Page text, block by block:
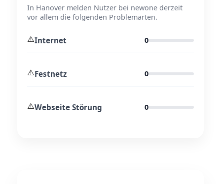
In Hanover melden Nutzer bei newone derzeit
vor allem die folgenden Problemarten.
⚠️Internet 0
⚠️Festnetz 0
⚠️Webseite Störung 0